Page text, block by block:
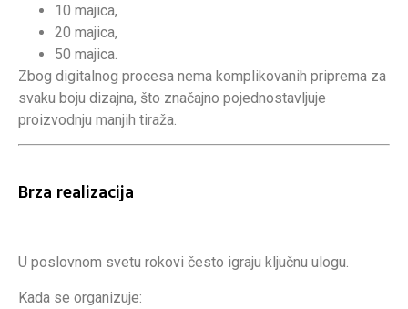
10 majica,
20 majica,
50 majica.
Zbog digitalnog procesa nema komplikovanih priprema za
svaku boju dizajna, što značajno pojednostavljuje
proizvodnju manjih tiraža.
Brza realizacija
U poslovnom svetu rokovi često igraju ključnu ulogu.
Kada se organizuje: